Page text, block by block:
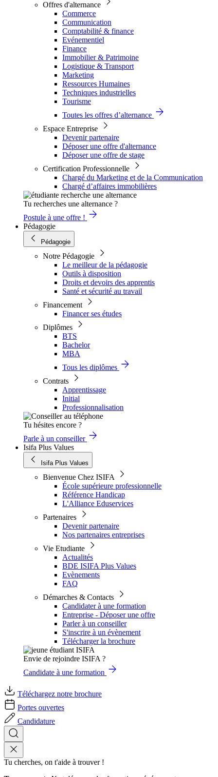
Offres d'alternance
Commerce
Communication
Comptabilité & finance
Evénementiel
Finance
Immobilier & Patrimoine
Logistique & Transport
Marketing
Ressources Humaines
Techniques industrielles
Tourisme
Toutes les offres d’alternance
Espace Entreprise
Devenir partenaire
Déposer une offre d'alternance
Déposer une offre de stage
Certification Professionnelle
Chargé du Marketing et de la Communication
Chargé d’affaires immobilières
Tu recherches une alternance ?
Postule à une offre !
Pédagogie
Pédagogie
Notre Pédagogie
Le meilleur de la pédagogie
Outils à disposition
Droits et devoirs des apprentis
Santé et sécurité au travail
Financement
Financer ses études
Diplômes
BTS
Bachelor
MBA
Tous les diplômes
Contrats
Apprentissage
Initial
Professionnalisation
Tu hésites encore ?
Parle à un conseiller
Isifa Plus Values
Isifa Plus Values
Bienvenue Chez ISIFA
École supérieure professionnelle
Référence Handicap
L'Alliance Eduservices
Partenaires
Devenir partenaire
Nos partenaires entreprises
Vie Etudiante
Actualités
BDE ISIFA Plus Values
Evènements
FAQ
Démarches & Contacts
Candidater à une formation
Entreprise - Déposer une offre
Parler à un conseiller
S'inscrire à un évènement
Télécharger la brochure
Envie de rejoindre ISIFA ?
Candidate à une formation
Téléchargez notre brochure
Portes ouvertes
Candidature
Tu cherches, on t'aide à trouver !